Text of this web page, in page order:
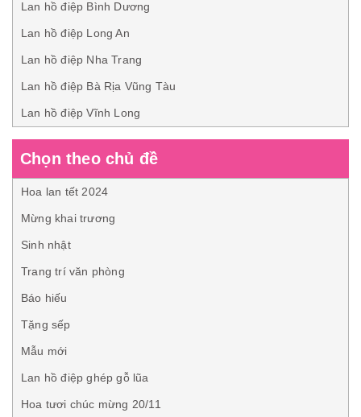
Lan hồ điệp Bình Dương
Lan hồ điệp Long An
Lan hồ điệp Nha Trang
Lan hồ điệp Bà Rịa Vũng Tàu
Lan hồ điệp Vĩnh Long
Chọn theo chủ đề
Hoa lan tết 2024
Mừng khai trương
Sinh nhật
Trang trí văn phòng
Báo hiếu
Tặng sếp
Mẫu mới
Lan hồ điệp ghép gỗ lũa
Hoa tươi chúc mừng 20/11